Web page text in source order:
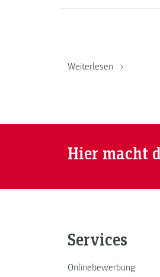
Weiterlesen
Hier macht
Services
Onlinebewerbung